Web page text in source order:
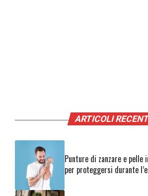
ARTICOLI
Punture di zanzare e
per proteggersi durante